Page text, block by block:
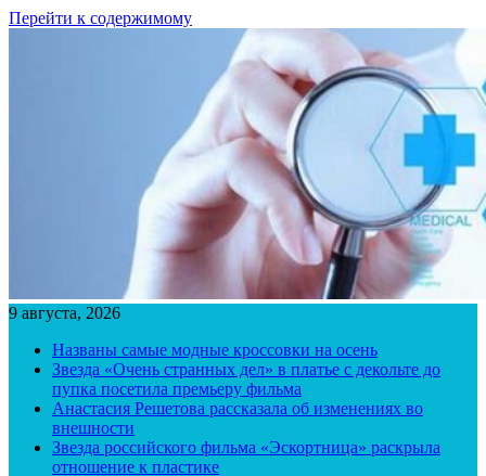
Перейти к содержимому
9 августа, 2026
Названы самые модные кроссовки на осень
Звезда «Очень странных дел» в платье с декольте до
пупка посетила премьеру фильма
Анастасия Решетова рассказала об изменениях во
внешности
Звезда российского фильма «Эскортница» раскрыла
отношение к пластике